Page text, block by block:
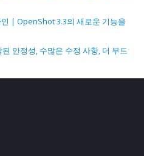
| OpenShot 3.3의 새로운 기능을
안정성, 수많은 수정 사항, 더 부드